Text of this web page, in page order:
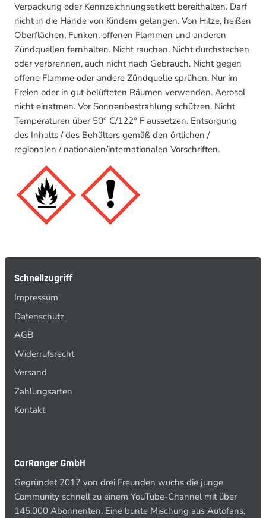
Verpackung oder Kennzeichnungsetikett bereithalten. Darf
nicht in die Hände von Kindern gelangen. Von Hitze, heißen
Oberflächen, Funken, offenen Flammen und anderen
Zündquellen fernhalten. Nicht rauchen. Nicht durchstechen
oder verbrennen, auch nicht nach Gebrauch. Nicht gegen
offene Flamme oder andere Zündquelle sprühen. Nur im
Freien oder in gut belüfteten Räumen verwenden. Aerosol
nicht einatmen. Vor Sonnenbestrahlung schützen. Nicht
Temperaturen über 50° C/122° F aussetzen. Entsorgung
des Inhalts / des Behälters gemäß den örtlichen /
regionalen / nationalen/internationalen Vorschriften.
Schnellzugriff
Impressum
Datenschutz
AGB
Widerrufsrecht
Versand
Zahlungsarten
Kontakt
CarRanger GmbH
Gegründet 2017 von drei Freunden wuchs die junge
Community schnell zu einem YouTube-Channel mit über
145.000 Abonnenten. Eine bunte Mischung aus Autofans,